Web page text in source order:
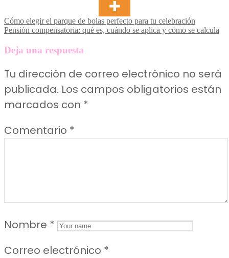
Navegación
de
entradas
Cómo elegir el parque de bolas perfecto para tu celebración
Pensión compensatoria: qué es, cuándo se aplica y cómo se calcula
Deja una respuesta
Tu dirección de correo electrónico no será
publicada. Los campos obligatorios están
marcados con *
Comentario *
Nombre *
Correo electrónico *